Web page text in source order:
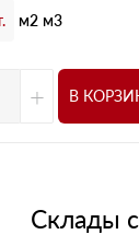
м2 м3
+ В
Склады